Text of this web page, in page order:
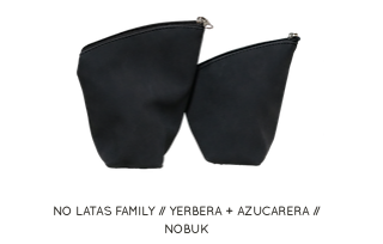
NO LATAS FAMILY // YERBERA + AZUCARERA //
NOBUK